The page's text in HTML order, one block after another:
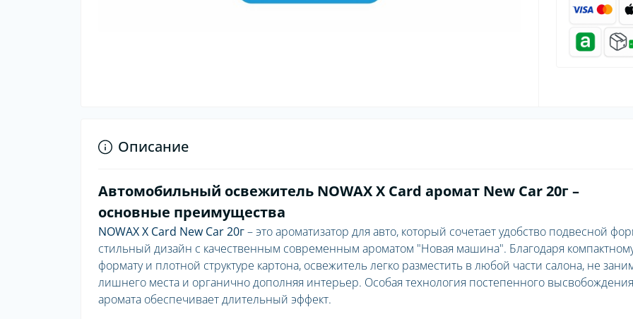
Описание
Автомобильный освежитель NOWAX X Card аромат New Car 20г –
основные преимущества
NOWAX X Card New Car 20г– это ароматизатор для авто, который сочетает удобство подвесной
стильный дизайн с качественным современным ароматом "Новая машина". Благодаря
формату и плотной структуре картона, освежитель легко разместить в любой части салона, не
лишнего места и органично дополняя интерьер. Особая технология постепенного высвобождения
аромата обеспечивает длительный эффект.